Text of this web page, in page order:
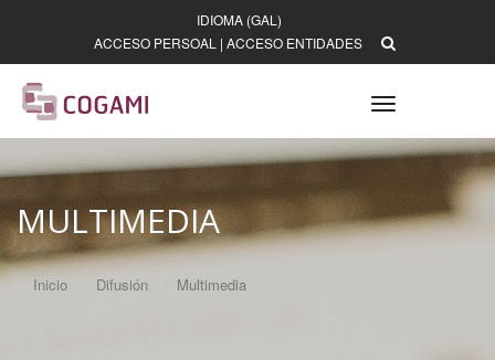
IDIOMA (GAL)
ACCESO PERSOAL | ACCESO ENTIDADES
Toggle
navigation
MULTIMEDIA
Inicio Difusión Multimedia